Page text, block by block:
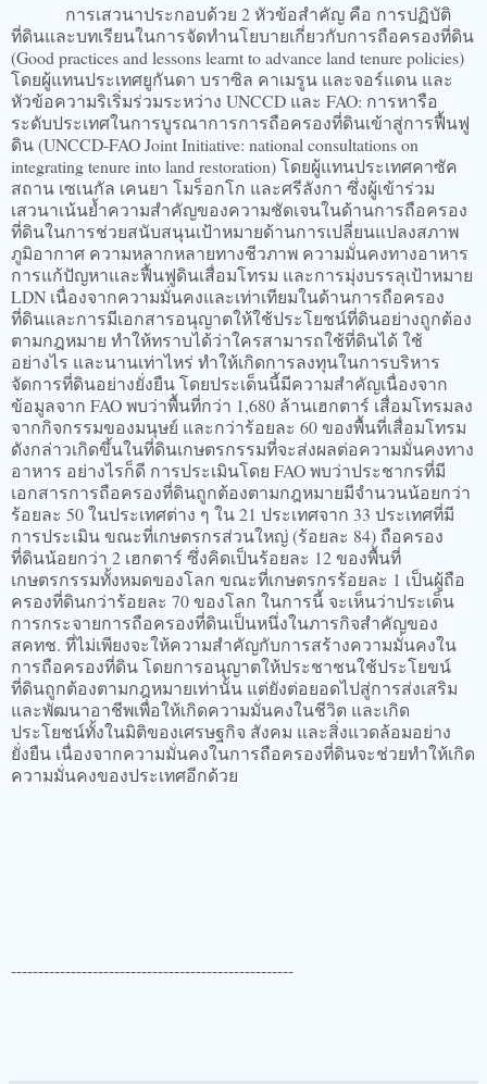
การเสวนาประกอบด้วย 2 หัวข้อสำคัญ คือ การปฏิบัติ
ที่ดินและบทเรียนในการจัดทำนโยบายเกี่ยวกับการถือครองที่ดิน
(Good practices and lessons learnt to advance land tenure policies)
โดยผู้แทนประเทศยูกันดา บราซิล คาเมรูน และจอร์แดน และ
หัวข้อความริเริ่มร่วมระหว่าง UNCCD และ FAO: การหารือ
ระดับประเทศในการบูรณาการการถือครองที่ดินเข้าสู่การฟื้นฟู
ดิน (UNCCD-FAO Joint Initiative: national consultations on
integrating tenure into land restoration) โดยผู้แทนประเทศคาซัค
สถาน เซเนกัล เคนยา โมร็อกโก และศรีลังกา ซึ่งผู้เข้าร่วม
เสวนาเน้นย้ำความสำคัญของความชัดเจนในด้านการถือครอง
ที่ดินในการช่วยสนับสนุนเป้าหมายด้านการเปลี่ยนแปลงสภาพ
ภูมิอากาศ ความหลากหลายทางชีวภาพ ความมั่นคงทางอาหาร
การแก้ปัญหาและฟื้นฟูดินเสื่อมโทรม และการมุ่งบรรลุเป้าหมาย
LDN เนื่องจากความมั่นคงและเท่าเทียมในด้านการถือครอง
ที่ดินและการมีเอกสารอนุญาตให้ใช้ประโยชน์ที่ดินอย่างถูกต้อง
ตามกฎหมาย ทำให้ทราบได้ว่าใครสามารถใช้ที่ดินได้ ใช้
อย่างไร และนานเท่าไหร่ ทำให้เกิดการลงทุนในการบริหาร
จัดการที่ดินอย่างยั่งยืน โดยประเด็นนี้มีความสำคัญเนื่องจาก
ข้อมูลจาก FAO พบว่าพื้นที่กว่า 1,680 ล้านเฮกตาร์ เสื่อมโทรมลง
จากกิจกรรมของมนุษย์ และกว่าร้อยละ 60 ของพื้นที่เสื่อมโทรม
ดังกล่าวเกิดขึ้นในที่ดินเกษตรกรรมที่จะส่งผลต่อความมั่นคงทาง
อาหาร อย่างไรก็ดี การประเมินโดย FAO พบว่าประชากรที่มี
เอกสารการถือครองที่ดินถูกต้องตามกฎหมายมีจำนวนน้อยกว่า
ร้อยละ 50 ในประเทศต่าง ๆ ใน 21 ประเทศจาก 33 ประเทศที่มี
การประเมิน ขณะที่เกษตรกรส่วนใหญ่ (ร้อยละ 84) ถือครอง
ที่ดินน้อยกว่า 2 เฮกตาร์ ซึ่งคิดเป็นร้อยละ 12 ของพื้นที่
เกษตรกรรมทั้งหมดของโลก ขณะที่เกษตรกรร้อยละ 1 เป็นผู้ถือ
ครองที่ดินกว่าร้อยละ 70 ของโลก ในการนี้ จะเห็นว่าประเด็น
การกระจายการถือครองที่ดินเป็นหนึ่งในภารกิจสำคัญของ
สคทช. ที่ไม่เพียงจะให้ความสำคัญกับการสร้างความมั่นคงใน
การถือครองที่ดิน โดยการอนุญาตให้ประชาชนใช้ประโยขน์
ที่ดินถูกต้องตามกฎหมายเท่านั้น แต่ยังต่อยอดไปสู่การส่งเสริม
และพัฒนาอาชีพเพื่อให้เกิดความมั่นคงในชีวิต และเกิด
ประโยชน์ทั้งในมิติของเศรษฐกิจ สังคม และสิ่งแวดล้อมอย่าง
ยั่งยืน เนื่องจากความมั่นคงในการถือครองที่ดินจะช่วยทำให้เกิด
ความมั่นคงของประเทศอีกด้วย
----------------------------------------------------